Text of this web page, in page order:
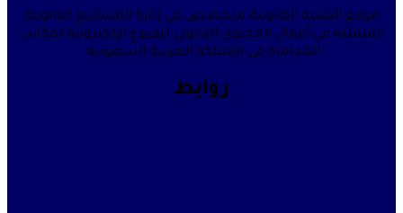
القانونية متخصص في إدارة المشاريع القانونية
أعمال المحتوى القانوني للفروع الإلكترونية لمكاتب
المحاماة في المملكة العربية السعودية.